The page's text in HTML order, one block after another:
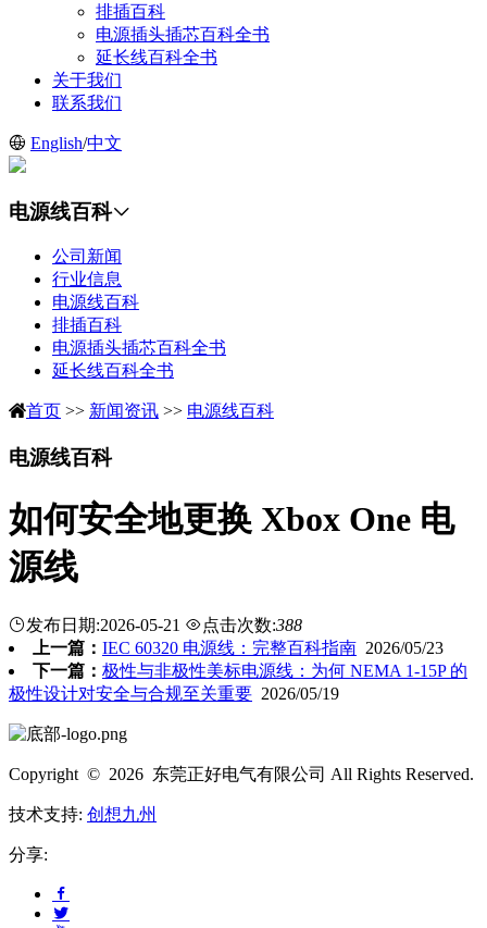
排插百科
电源插头插芯百科全书
延长线百科全书
关于我们
联系我们
English/中文
电源线百科
公司新闻
行业信息
电源线百科
排插百科
电源插头插芯百科全书
延长线百科全书
首页 >> 新闻资讯 >> 电源线百科
电源线百科
如何安全地更换 Xbox One 电
源线
发布日期:2026-05-21 点击次数:388
上一篇： IEC 60320 电源线：完整百科指南 2026/05/23
下一篇： 极性与非极性美标电源线：为何 NEMA 1-15P 的
极性设计对安全与合规至关重要 2026/05/19
Copyright © 2026 东莞正好电气有限公司 All Rights Reserved.
技术支持: 创想九州
分享: